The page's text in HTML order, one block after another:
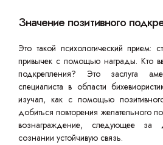
Значение позитивного
Это такой психологический прием:
привычек с помощью награды. Кто
подкрепления? Это заслуга
специалиста в области
изучал, как с помощью
добиться повторения желательного
вознаграждение, следующее за
сознании устойчивую связь.